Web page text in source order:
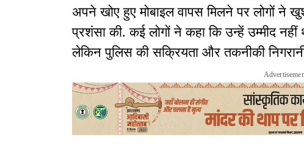
अपने खोए हुए मोबाइल वापस मिलने पर लोगों ने
प्रशंसा की. कई लोगों ने कहा कि उन्हें उम्मीद नहीं
लेकिन पुलिस की सक्रियता और तकनीकी